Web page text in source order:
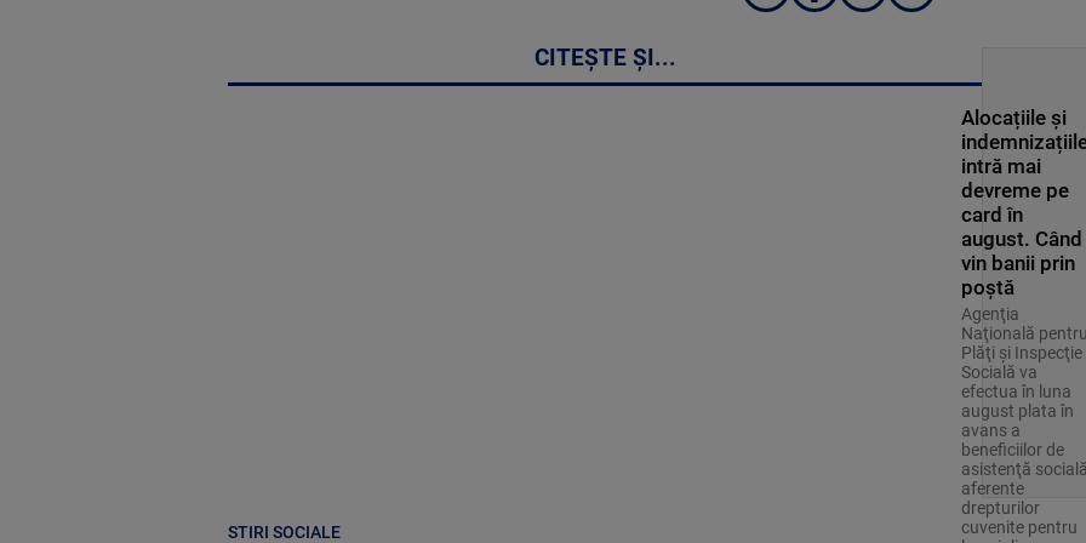
CITEȘTE ȘI...
STIRI SOCIALE
Alocațiile și
intră mai
devreme pe
card în
august. Când
vin banii prin
poștă
Agenţia
Naţională pentru
Plăţi şi Inspecţie
Socială va
efectua în luna
august plata în
avans a
beneficiilor de
asistenţă socială
aferente
drepturilor
cuvenite pentru